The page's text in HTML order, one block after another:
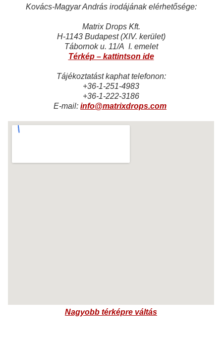
Kovács-Magyar András irodájának elérhetősége:
Matrix Drops Kft.
H-1143 Budapest (XIV. kerület)
Tábornok u. 11/A I. emelet
Térkép – kattintson ide
Tájékoztatást kaphat telefonon:
+36-1-251-4983
+36-1-222-3186
E-mail: info@matrixdrops.com
Nagyobb térképre váltás